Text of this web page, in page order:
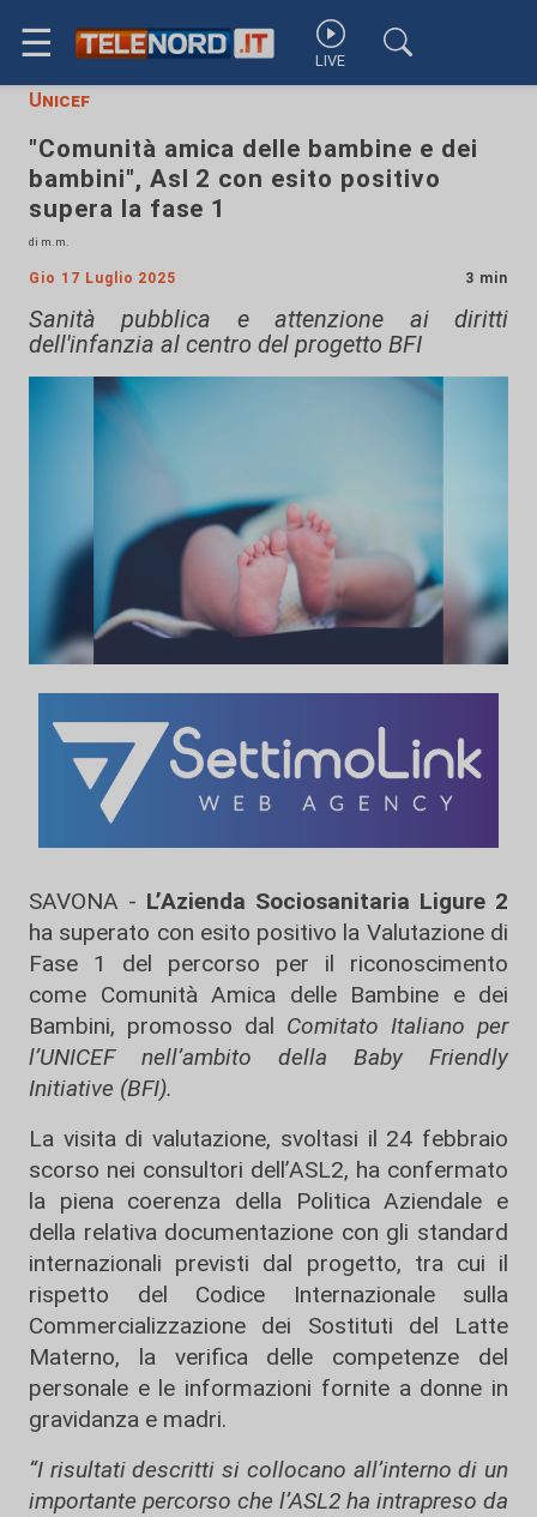
☰ LIVE
Unicef
"Comunità amica delle bambine e dei
bambini", Asl 2 con esito positivo
supera la fase 1
di m.m.
Gio 17 Luglio 2025 3 min
Sanità pubblica e attenzione ai diritti
dell'infanzia al centro del progetto BFI
SAVONA - L’Azienda Sociosanitaria Ligure 2
ha superato con esito positivo la Valutazione di
Fase 1 del percorso per il riconoscimento
come Comunità Amica delle Bambine e dei
Bambini, promosso dal Comitato Italiano per
l’UNICEF nell’ambito della Baby Friendly
Initiative (BFI).
La visita di valutazione, svoltasi il 24 febbraio
scorso nei consultori dell’ASL2, ha confermato
la piena coerenza della Politica Aziendale e
della relativa documentazione con gli standard
internazionali previsti dal progetto, tra cui il
rispetto del Codice Internazionale sulla
Commercializzazione dei Sostituti del Latte
Materno, la verifica delle competenze del
personale e le informazioni fornite a donne in
gravidanza e madri.
“I risultati descritti si collocano all’interno di un
importante percorso che l’ASL2 ha intrapreso da